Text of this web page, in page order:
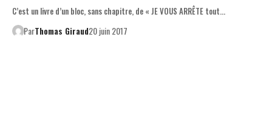
C’est un livre d’un bloc, sans chapitre, de « JE VOUS ARRÊTE tout…
ParThomas Giraud20 juin 2017